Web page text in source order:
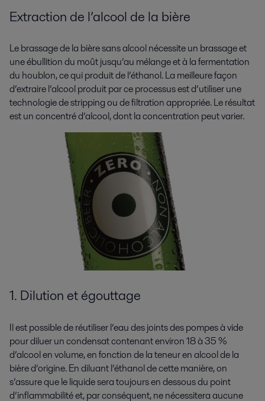
Extraction de l’alcool de la bière
Le brassage de la bière sans alcool nécessite un brassage et
une ébullition du moût jusqu’au mélange et à la fermentation
du houblon, ce qui produit de l’éthanol. La meilleure façon
d’extraire l’alcool produit par ce processus est d’utiliser une
technologie de stripping ou de filtration appropriée. Le résultat
est un concentré d’alcool, dont la concentration peut varier.
1. Dilution et égouttage
Il est possible de réutiliser l’eau des joints des pompes à vide
pour diluer un condensat contenant environ 18 à 35 %
d’alcool en volume, en fonction de la teneur en alcool de la
bière d’origine. En diluant l’éthanol de cette manière, on
s’assure que le liquide sera toujours en dessous du point
d’inflammabilité et, par conséquent, ne nécessitera aucune